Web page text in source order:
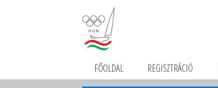
FŐOLDAL REGISZTRÁCIÓ